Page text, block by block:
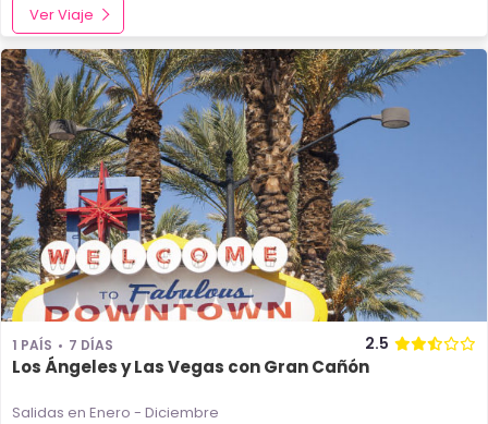
Ver Viaje
1 PAÍS 7 DÍAS 2.5
Los Ángeles y Las Vegas con Gran Cañón
Salidas en Enero - Diciembre